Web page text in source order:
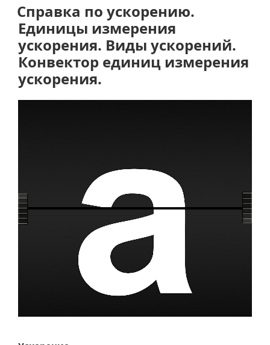
Рейнольдса.
Калькулятор
числа
Рейнольдса.
Виды
режимов
Справка по ускорению.
Единицы измерения
ускорения. Виды ускорений.
Конвектор единиц измерения
ускорения.